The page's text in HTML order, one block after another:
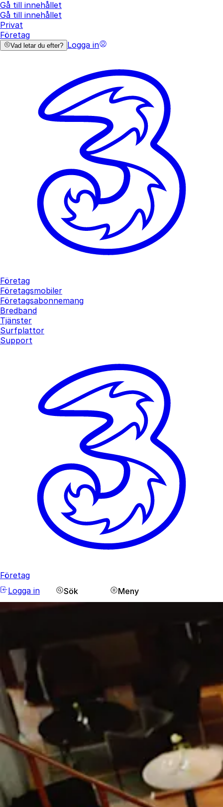
Gå till innehållet
Gå till innehållet
Privat
Företag
Vad letar du efter? Logga in
Företag
Företagsmobiler
Företagsabonnemang
Bredband
Tjänster
Surfplattor
Support
Företag
Logga in
Sök Meny